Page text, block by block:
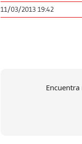
11/03/2013 19:42